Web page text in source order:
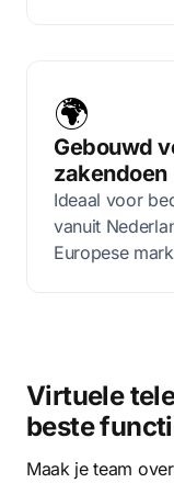
🌍
Gebouwd
zakendoen
Ideaal voor
vanuit
Europese
Virtuele
beste
Maak je team